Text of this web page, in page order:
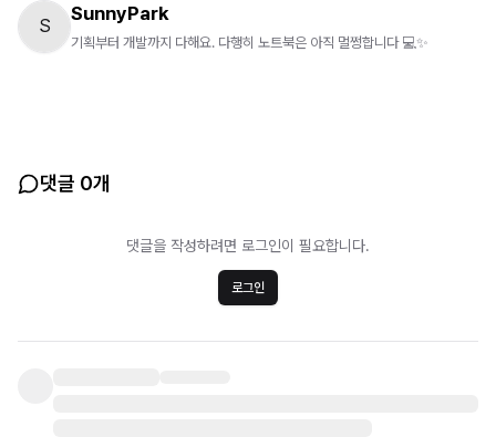
S
SunnyPark
기획부터 개발까지 다해요. 다행히 노트북은 아직 멀쩡합니다 💻✨
댓글 0개
댓글을 작성하려면 로그인이 필요합니다.
로그인